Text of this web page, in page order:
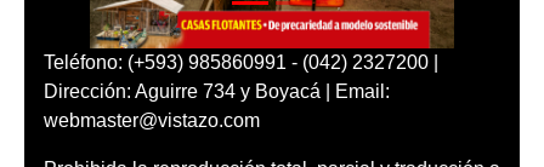
Teléfono: (+593) 985860991 - (042) 2327200 |
Dirección: Aguirre 734 y Boyacá | Email:
webmaster@vistazo.com